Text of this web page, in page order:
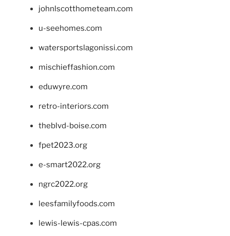
johnlscotthometeam.com
u-seehomes.com
watersportslagonissi.com
mischieffashion.com
eduwyre.com
retro-interiors.com
theblvd-boise.com
fpet2023.org
e-smart2022.org
ngrc2022.org
leesfamilyfoods.com
lewis-lewis-cpas.com